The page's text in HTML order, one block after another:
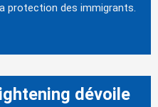
protection des immigrants.
dévoile